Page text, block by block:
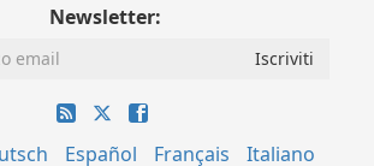
Newsletter:
Español Français
Italiano